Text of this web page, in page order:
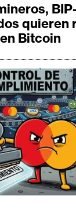
quieren
Bitcoin